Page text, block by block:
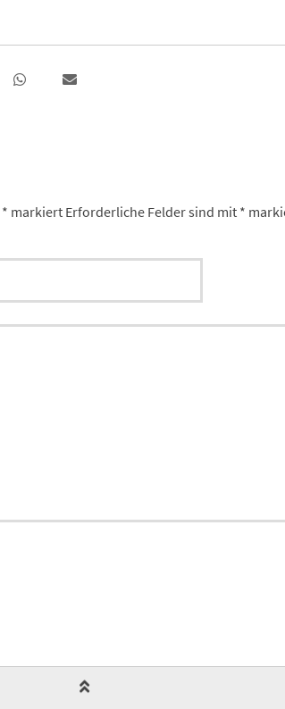
* markiertErforderliche Felder sind mit *